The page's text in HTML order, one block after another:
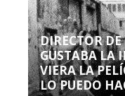
DIRECTOR
GUSTABA LA
VIERA LA
LO PUEDO